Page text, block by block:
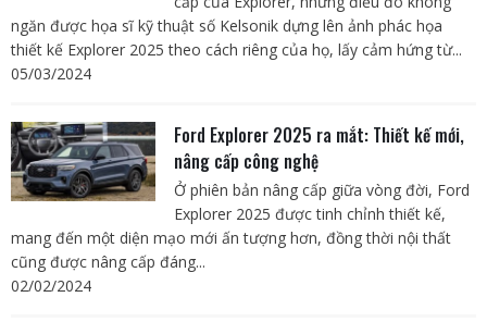
ngăn được họa sĩ kỹ thuật số Kelsonik dựng lên ảnh phác họa
thiết kế Explorer 2025 theo cách riêng của họ, lấy cảm hứng từ...
05/03/2024
Ford Explorer 2025 ra mắt: Thiết kế mới,
nâng cấp công nghệ
Ở phiên bản nâng cấp giữa vòng đời, Ford
Explorer 2025 được tinh chỉnh thiết kế,
mang đến một diện mạo mới ấn tượng hơn, đồng thời nội thất
cũng được nâng cấp đáng...
02/02/2024